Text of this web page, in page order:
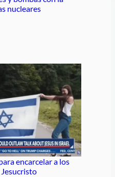
nucleares
encarcelar a los